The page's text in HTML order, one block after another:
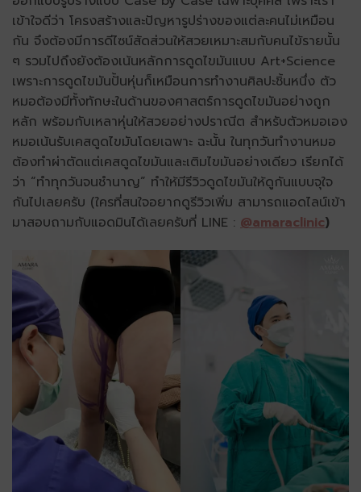
เข้าใจดีว่า โครงสร้างและปัญหารูปร่างของแต่ละคนไม่เหมือน
กัน จึงต้องมีการดีไซน์สัดส่วนให้สวยเหมาะสมกับคนไข้รายนั้น
ๆ รวมไปถึงยังต้องเน้นหลักการดูดไขมันแบบ Art+Science
เพราะการดูดไขมันปั้นหุ่นก็เหมือนการทำงานศิลปะชิ้นหนึ่ง ตัว
หมอต้องมีทั้งทักษะในด้านของศาสตร์การดูดไขมันอย่างถูก
หลัก พร้อมกับเหลาหุ่นให้สวยอย่างปราณีต สำหรับตัวหมอเอง
หมอเน้นรับเคสดูดไขมันโดยเฉพาะ ฉะนั้น ในทุกวันทำงานหมอ
ต้องทำผ่าตัดแต่เคสดูดไขมันและเติมไขมันอย่างเดียว เรียกได้
ว่า “ทำทุกวันจนชำนาญ” ทำให้มีรีวิวดูดไขมันให้ดูกันแบบจุใจ
กันไปเลยครับ (ใครที่สนใจอยากดูรีวิวเพิ่ม สามารถแอดไลน์เข้า
มาสอบถามกับแอดมินได้เลยครับที่ LINE : @amaraclinic)